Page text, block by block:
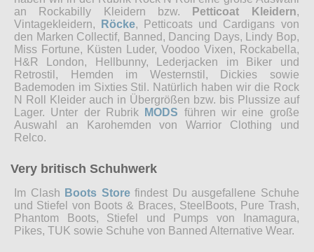
an Rockabilly Kleidern bzw.
Petticoat Kleidern,
Vintagekleidern,
Röcke, Petticoats und Cardigans von
den Marken Collectif, Banned, Dancing Days, Lindy Bop,
Miss Fortune, Küsten Luder, Voodoo Vixen, Rockabella,
H&R London, Hellbunny, Lederjacken im Biker und
Retrostil, Hemden im Westernstil, Dickies sowie
Bademoden im Sixties Stil. Natürlich haben wir die Rock
N Roll Kleider auch in Übergrößen bzw. bis Plussize auf
Lager. Unter der Rubrik
MODS führen wir eine große
Auswahl an Karohemden von Warrior Clothing und
Relco.
Very britisch Schuhwerk
Im Clash Boots Storefindest Du ausgefallene Schuhe
und Stiefel von Boots & Braces, SteelBoots, Pure Trash,
Phantom Boots, Stiefel und Pumps von Inamagura,
Pikes, TUK sowie Schuhe von Banned Alternative Wear.